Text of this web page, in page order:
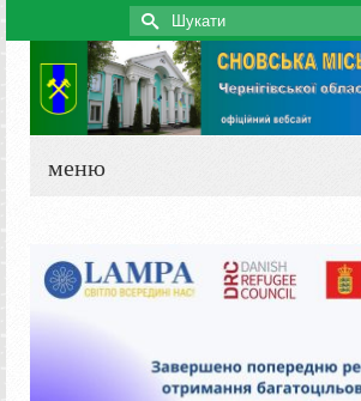
Search
for:
меню